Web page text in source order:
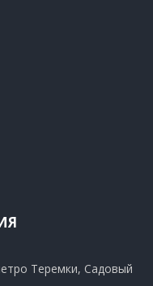
Теремки, Садовый